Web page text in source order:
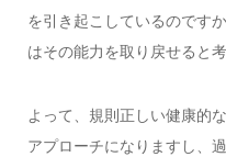
を引き起こしているのです
はその能力を取り戻せると考
よって、規則正しい健康的
アプローチになりますし、